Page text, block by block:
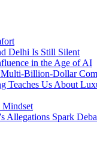
Delhi Is Still Silent
in the Age of AI
Multi-Billion-Dollar
Teaches Us About
Mindset
Allegations Spark